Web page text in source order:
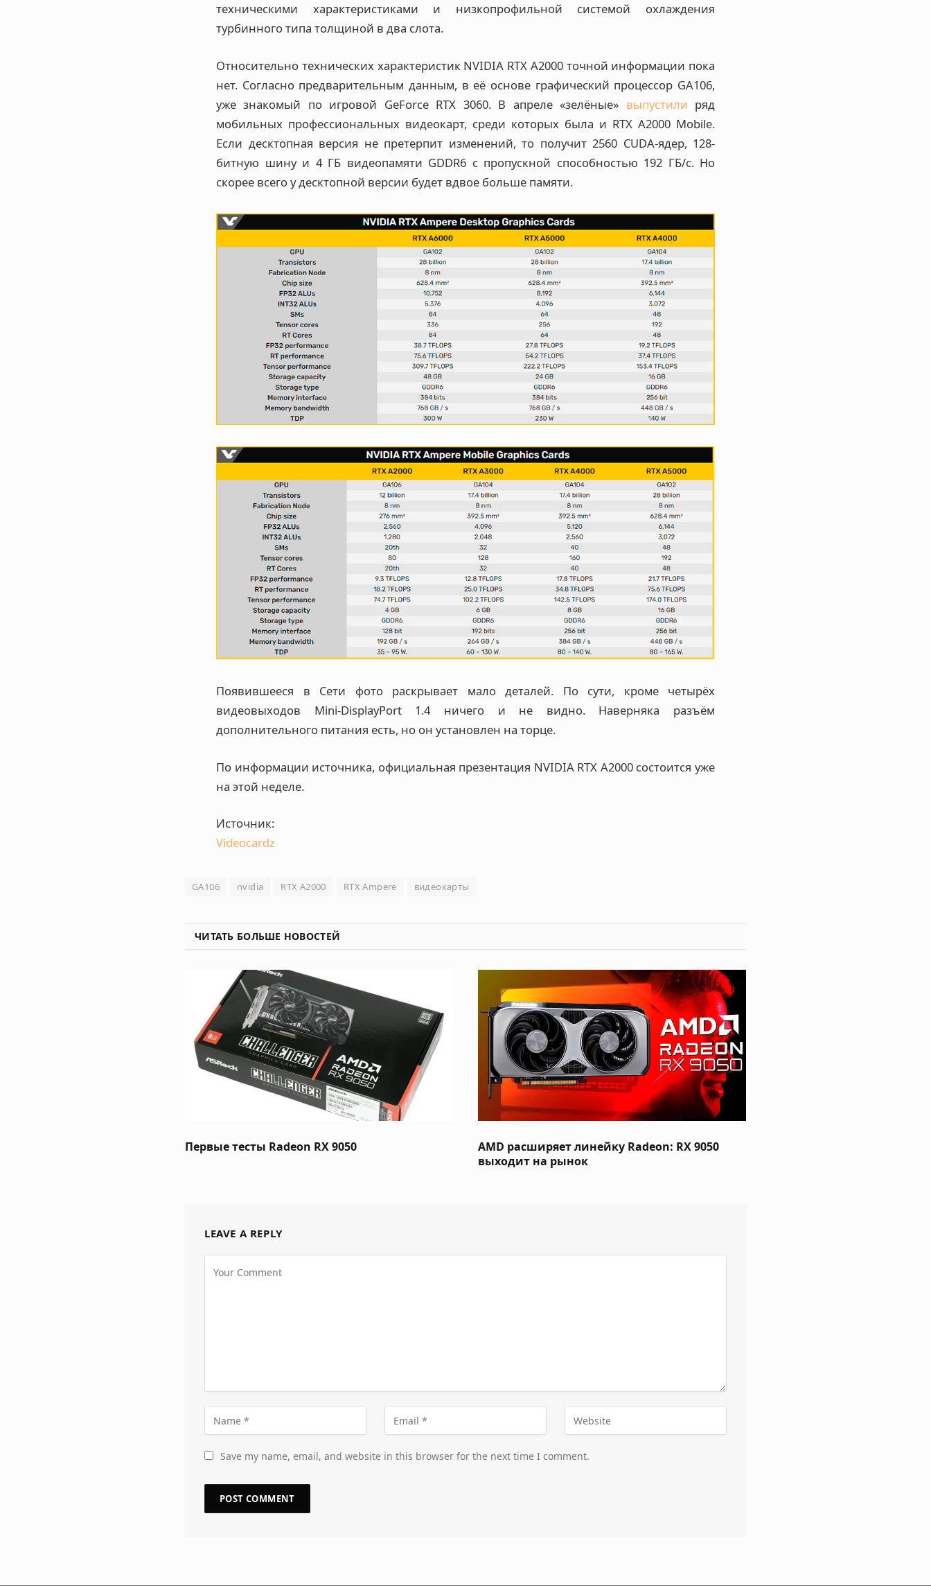
техническими характеристиками и низкопрофильной системой охлаждения
турбинного типа толщиной в два слота.
Относительно технических характеристик NVIDIA RTX A2000 точной информации пока
нет. Согласно предварительным данным, в её основе графический процессор GA106,
уже знакомый по игровой GeForce RTX 3060. В апреле «зелёные» выпустили ряд
мобильных профессиональных видеокарт, среди которых была и RTX A2000 Mobile.
Если десктопная версия не претерпит изменений, то получит 2560 CUDA-ядер, 128-
битную шину и 4 ГБ видеопамяти GDDR6 с пропускной способностью 192 ГБ/с. Но
скорее всего у десктопной версии будет вдвое больше памяти.
Появившееся в Сети фото раскрывает мало деталей. По сути, кроме четырёх
видеовыходов Mini-DisplayPort 1.4 ничего и не видно. Наверняка разъём
дополнительного питания есть, но он установлен на торце.
По информации источника, официальная презентация NVIDIA RTX A2000 состоится уже
на этой неделе.
Источник:
Videocardz
GA106 nvidia RTX A2000 RTX Ampere видеокарты
ЧИТАТЬ БОЛЬШЕ НОВОСТЕЙ
Первые тесты Radeon RX 9050
AMD расширяет линейку Radeon: RX 9050
выходит на рынок
LEAVE A REPLY
Save my name, email, and website in this browser for the next time I comment.